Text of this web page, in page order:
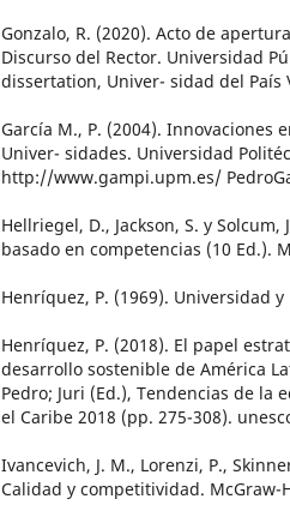
Gonzalo, R. (2020). Acto de
Discurso del Rector. Universidad
dissertation, Univer- sidad del País
García M., P. (2004). Innovaciones
Univer- sidades. Universidad
http://www.gampi.upm.es/
Hellriegel, D., Jackson, S. y
basado en competencias (10 Ed.).
Henríquez, P. (1969). Universidad
Henríquez, P. (2018). El papel
desarrollo sostenible de América
Pedro; Juri (Ed.), Tendencias de la
el Caribe 2018 (pp. 275-308).
Ivancevich, J. M., Lorenzi, P.,
Calidad y competitividad.